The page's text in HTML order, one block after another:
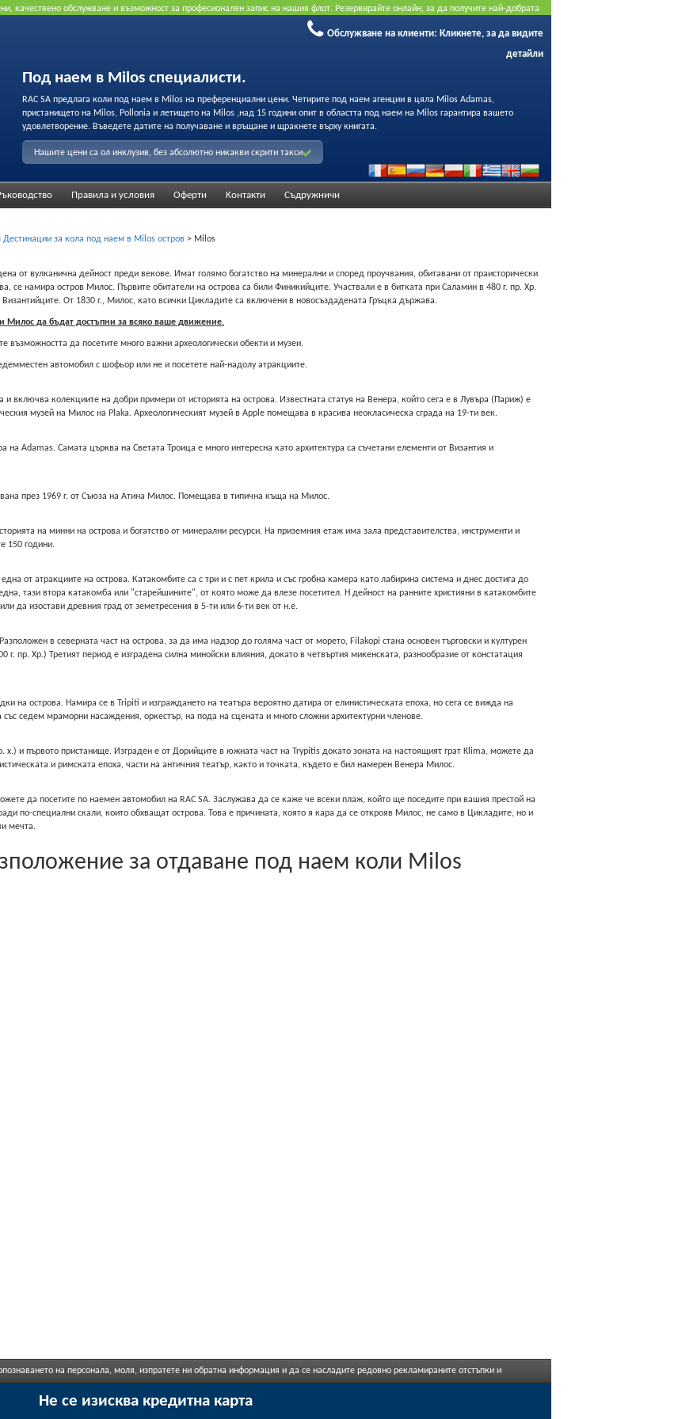
качествено обслужване и възможност за професионален запис на нашия флот. Резервирайте онлайн, за да получите най-добрата
Обслужване на клиенти: Кликнете, за да видите
детайли
Под наем в Milos специалисти.
RAC SA предлага коли под наем в Milos на преференциални цени. Четирите под наем агенции в цяла Milos Adamas,
пристанището на Milos, Pollonia и летището на Milos ,над 15 години опит в областта под наем на Milos гарантира вашето
удовлетворение. Въведете датите на получаване и връщане и щракнете върху книгата.
Нашите цени са ол инклузив, без абсолютно никакви скрити такси
Правила и условия Оферти Κонтакти Съдружничи
за кола под наем в Milos остров > Milos
от вулканична дейност преди векове. Имат голямо богатство на минерални и според проучвания, обитавани от праисторически
намира остров Милос. Първите обитатели на острова са били Финикийците. Участвали е в битката при Саламин в 480 г. пр. Хр.
От 1830 г., Милос, като всички Цикладите са включени в новосъздадената Гръцка държава.
Милос да бъдат достъпни за всяко ваше движение.
да посетите много важни археологически обекти и музеи.
автомобил с шофьор или не и посетете най-надолу атракциите.
включва колекциите на добри примери от историята на острова. Известната статуя на Венера, който сега е в Лувъра (Париж) е
музей на Милос на Plaka. Археологическият музей в Apple помещава в красива неокласическа сграда на 19-ти век.
Adamas. Самата църква на Светата Троица е много интересна като архитектура са съчетани елементи от Византия и
през 1969 г. от Съюза на Атина Милос. Помещава в типична къща на Милос.
на минни на острова и богатство от минерални ресурси. На приземния етаж има зала представителства, инструменти и
150 години.
от атракциите на острова. Катакомбите са с три и с пет крила и със гробна камера като лабирина система и днес достига до
тази втора катакомба или "старейшините", от която може да влезе посетител. H дейност на ранните християни в катакомбите
да изостави древния град от земетресения в 5-ти или 6-ти век от н.е.
в северната част на острова, за да има надзор до голяма част от морето, Filakopi стана основен търговски и културен
г. пр. Хр.) Третият период е изградена силна минойски влияния, докато в четвъртия микенската, разнообразие от констатация
на острова. Намира се в Tripiti и изграждането на театъра вероятно датира от елинистическата епоха, но сега се вижда на
седем мраморни насаждения, оркестър, на пода на сцената и много сложни архитектурни членове.
x.) и първото пристанище. Изграден е от Дорийците в южната част на Trypitis докато зоната на настоящияτ грат Klima, можете да
и римската епоха, части на античния театър, както и точката, където е бил намерен Венера Милос.
да посетите по наемен автомобил на RAC SA. Заслужава да се каже че всеки плаж, който ще поседите при вашия престой на
по-специални скали, които обхващат острова. Това е причината, която я кара да се открояв Милос, не само в Цикладите, но и
мечта.
за отдаване под наем коли Milos
на персонала, моля, изпратете ни обратна информация и да се насладите редовно рекламираните отстъпки и
Не се изисква кредитна карта